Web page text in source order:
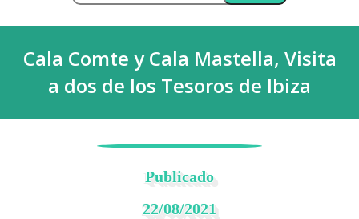
Cala Comte y Cala Mastella, Visita
a dos de los Tesoros de Ibiza
Publicado
22/08/2021